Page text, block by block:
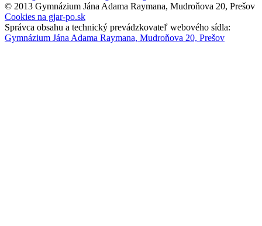
© 2013 Gymnázium Jána Adama Raymana, Mudroňova 20, Prešov
Cookies na gjar-po.sk
Správca obsahu a technický prevádzkovateľ webového sídla:
Gymnázium Jána Adama Raymana, Mudroňova 20, Prešov